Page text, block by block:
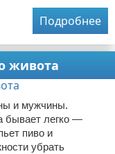
Подробнее
живота
и мужчины.
бывает легко —
пиво и
убрать